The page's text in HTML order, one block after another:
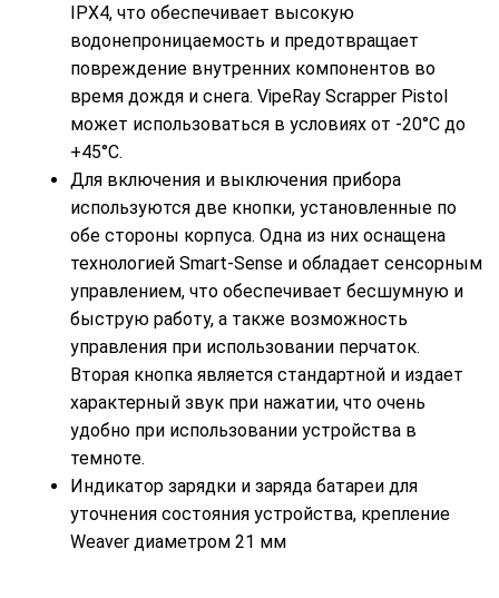
IPX4, что обеспечивает высокую
водонепроницаемость и предотвращает
повреждение внутренних компонентов во
время дождя и снега. VipeRay Scrapper Pistol
может использоваться в условиях от -20°C до
+45°C.
Для включения и выключения прибора
используются две кнопки, установленные по
обе стороны корпуса. Одна из них оснащена
технологией Smart-Sense и обладает сенсорным
управлением, что обеспечивает бесшумную и
быструю работу, а также возможность
управления при использовании перчаток.
Вторая кнопка является стандартной и издает
характерный звук при нажатии, что очень
удобно при использовании устройства в
темноте.
Индикатор зарядки и заряда батареи для
уточнения состояния устройства, крепление
Weaver диаметром 21 мм